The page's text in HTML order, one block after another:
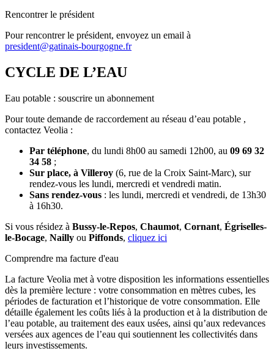
Rencontrer le président
Pour rencontrer le président, envoyez un email à
president@gatinais-bourgogne.fr
CYCLE DE L’EAU
Eau potable : souscrire un abonnement
Pour toute demande de raccordement au réseau d’eau potable ,
contactez Veolia :
Par téléphone, du lundi 8h00 au samedi 12h00, au 09 69 32
34 58 ;
Sur place, à Villeroy (6, rue de la Croix Saint-Marc), sur
rendez-vous les lundi, mercredi et vendredi matin.
Sans rendez-vous : les lundi, mercredi et vendredi, de 13h30
à 16h30.
Si vous résidez à Bussy-le-Repos, Chaumot, Cornant, Égriselles-
le-Bocage, Nailly ou Piffonds, cliquez ici
Comprendre ma facture d'eau
La facture Veolia met à votre disposition les informations essentielles
dès la première lecture : votre consommation en mètres cubes, les
périodes de facturation et l’historique de votre consommation. Elle
détaille également les coûts liés à la production et à la distribution de
l’eau potable, au traitement des eaux usées, ainsi qu’aux redevances
versées aux agences de l’eau qui soutiennent les collectivités dans
leurs investissements.